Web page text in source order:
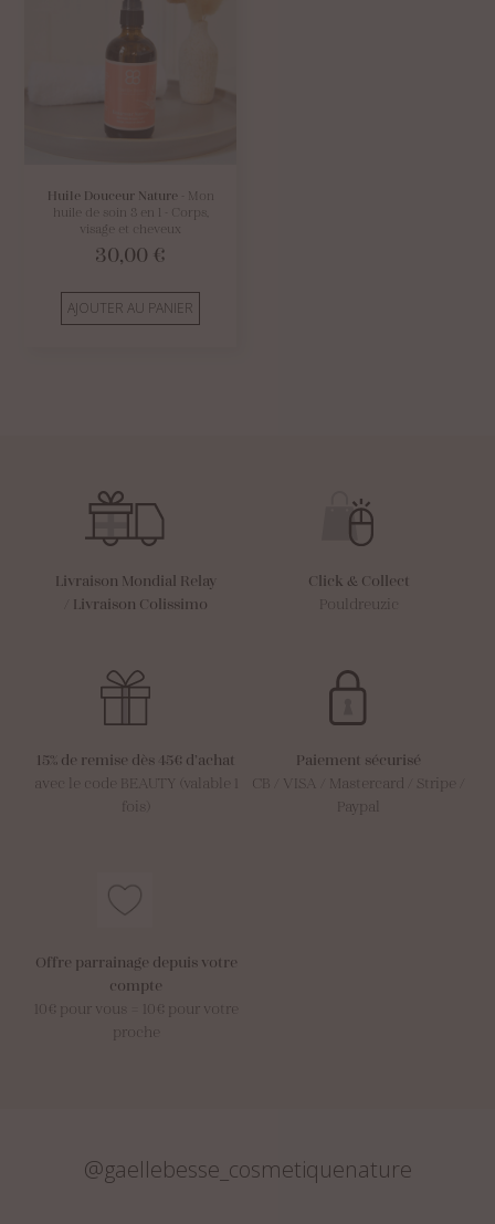
Huile Douceur Nature- Mon
huile de soin 3 en 1 - Corps,
visage et cheveux
30,00 €
AJOUTER AU PANIER
Livraison Mondial Relay
Livraison Colissimo
Click & Collect
Pouldreuzic
15% de remise dès 45€ d’achat
avec le code BEAUTY (valable 1
fois)
Paiement sécurisé
CB / VISA / Mastercard / Stripe /
Paypal
Offre parrainage depuis votre
compte
10€ pour vous = 10€ pour votre
proche
@gaellebesse_cosmetiquenature